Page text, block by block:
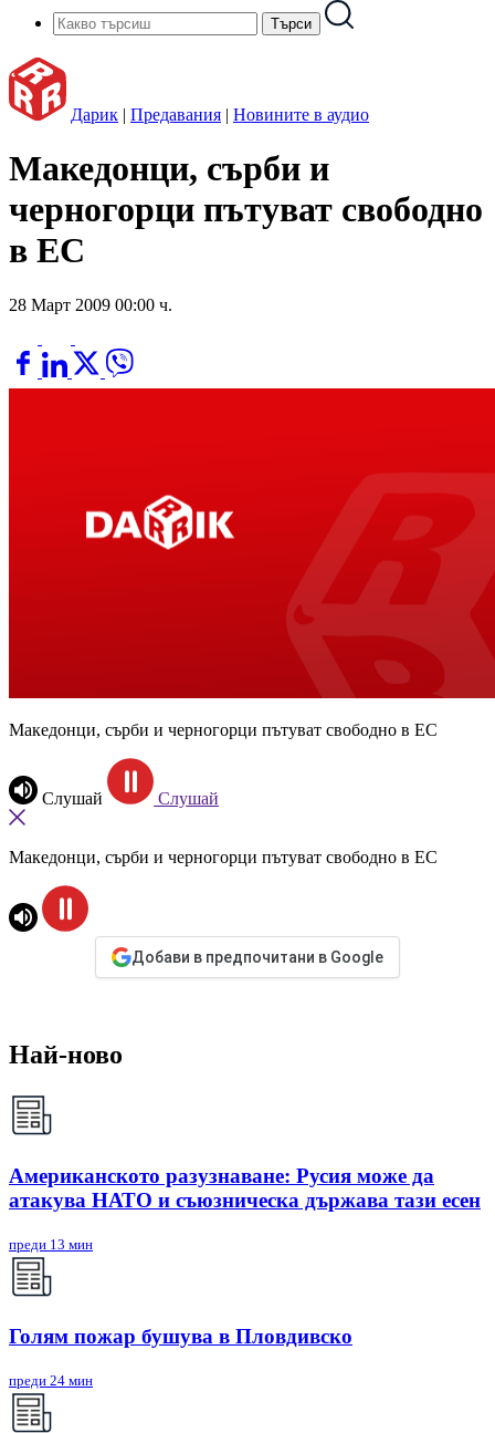
Дарик | Предавания | Новините в аудио
Македонци, сърби и
черногорци пътуват свободно
в ЕС
28 Март 2009 00:00 ч.
Македонци, сърби и черногорци пътуват свободно в ЕС
Слушай Слушай
Македонци, сърби и черногорци пътуват свободно в ЕС
Добави в предпочитани в Google
Най-ново
Американското разузнаване: Русия може да
атакува НАТО и съюзническа държава тази есен
преди 13 мин
Голям пожар бушува в Пловдивско
преди 24 мин